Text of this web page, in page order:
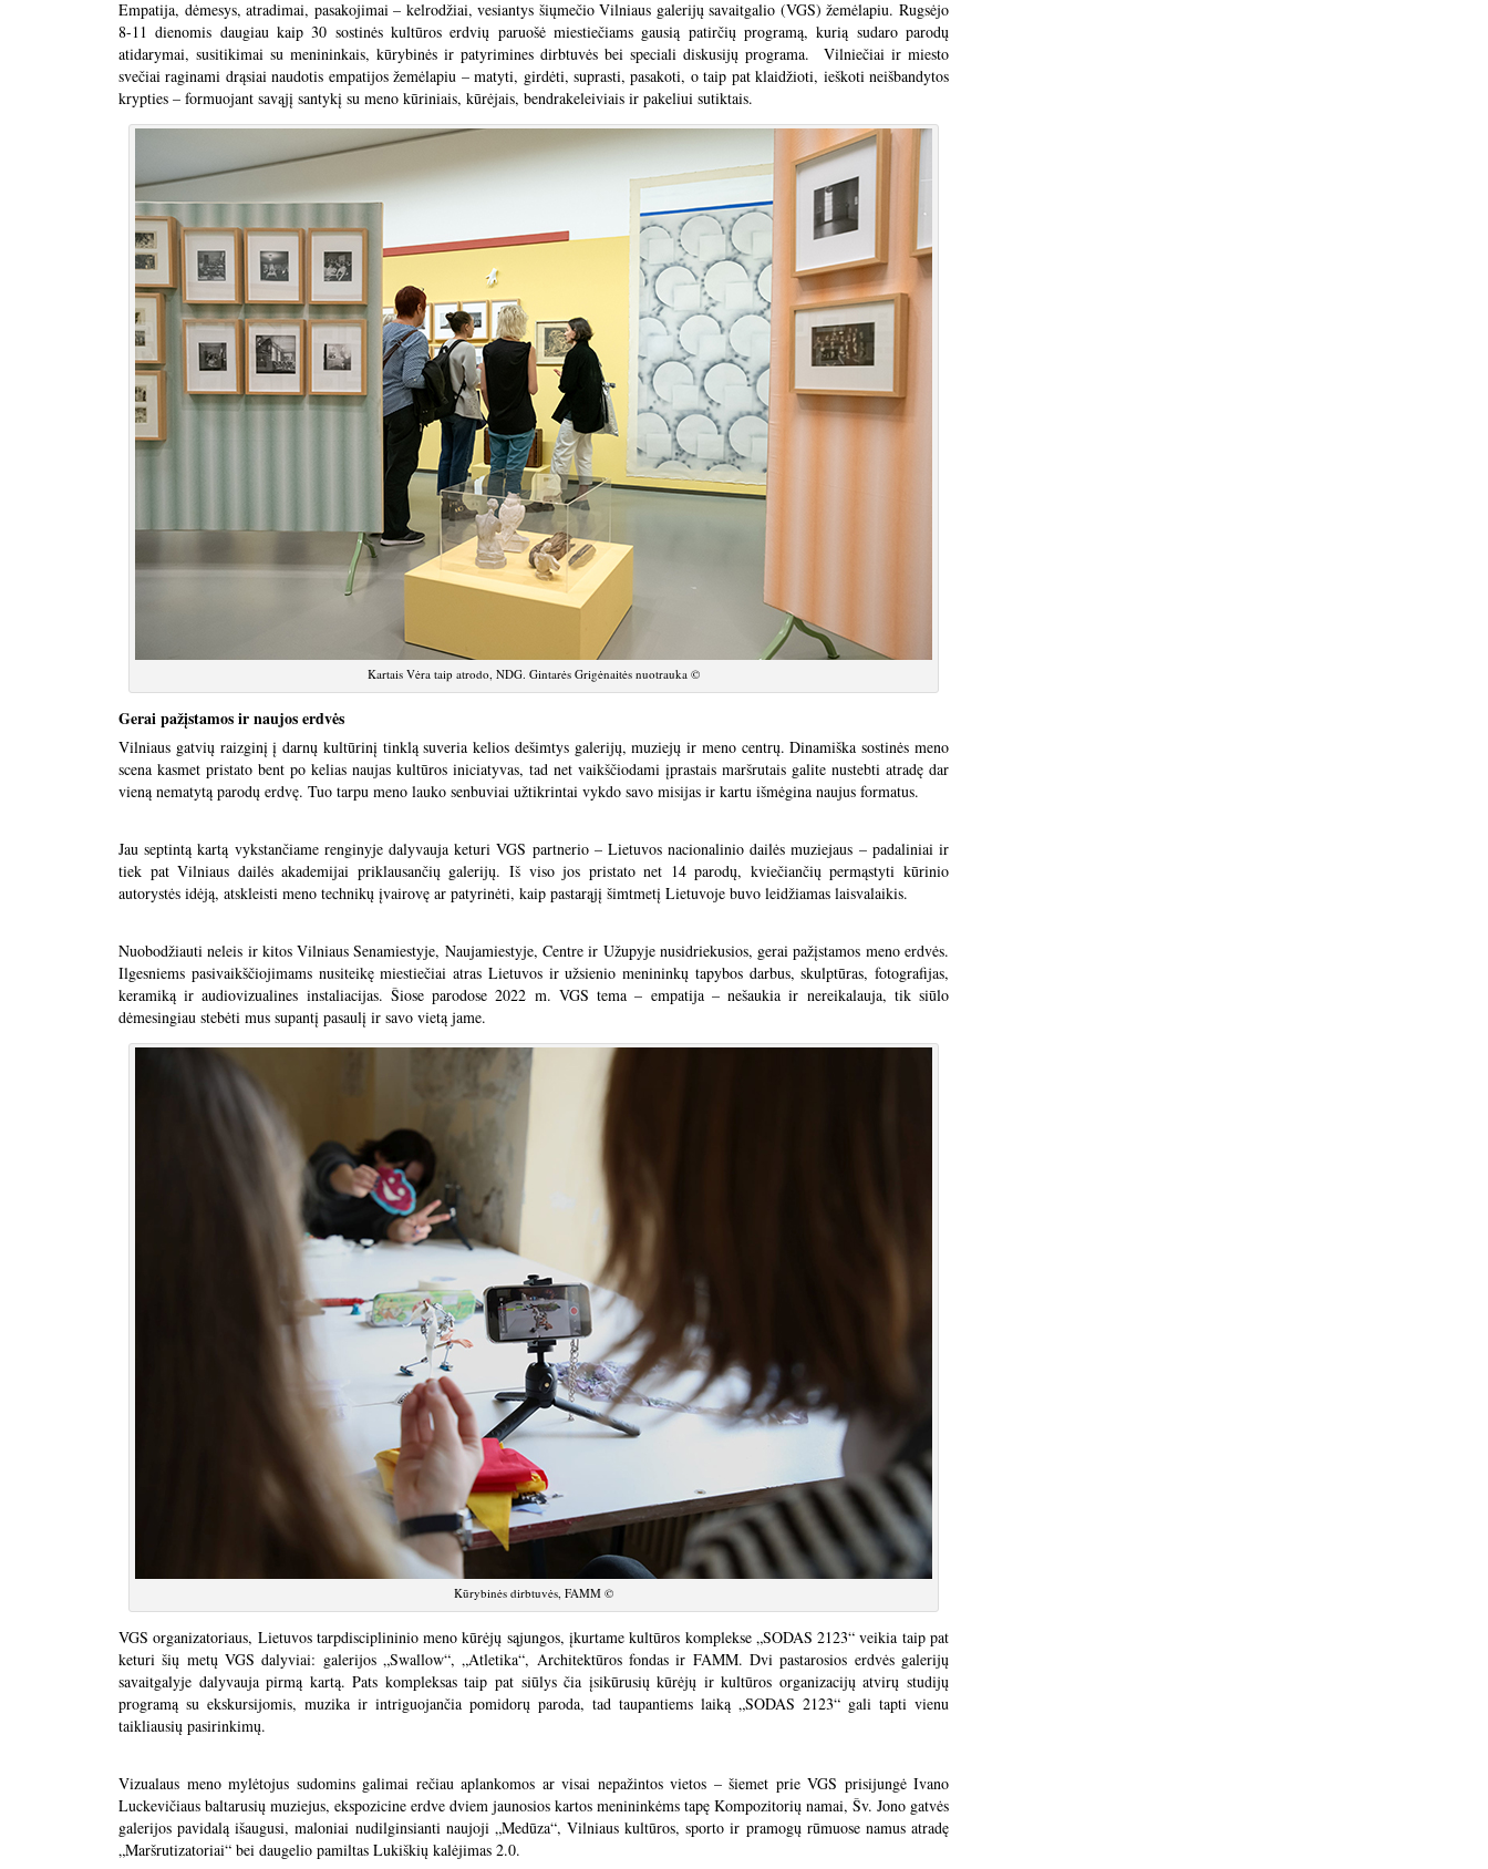
Empatija, dėmesys, atradimai, pasakojimai – kelrodžiai, vesiantys šiųmečio Vilniaus galerijų savaitgalio (VGS) žemėlapiu. Rugsėjo
8-11 dienomis daugiau kaip 30 sostinės kultūros erdvių paruošė miestiečiams gausią patirčių programą, kurią sudaro parodų
atidarymai, susitikimai su menininkais, kūrybinės ir patyrimines dirbtuvės bei speciali diskusijų programa. Vilniečiai ir miesto
svečiai raginami drąsiai naudotis empatijos žemėlapiu – matyti, girdėti, suprasti, pasakoti, o taip pat klaidžioti, ieškoti neišbandytos
krypties – formuojant savąjį santykį su meno kūriniais, kūrėjais, bendrakeleiviais ir pakeliui sutiktais.
Kartais Vėra taip atrodo, NDG. Gintarės Grigėnaitės nuotrauka ©
Gerai pažįstamos ir naujos erdvės
Vilniaus gatvių raizginį į darnų kultūrinį tinklą suveria kelios dešimtys galerijų, muziejų ir meno centrų. Dinamiška sostinės meno
scena kasmet pristato bent po kelias naujas kultūros iniciatyvas, tad net vaikščiodami įprastais maršrutais galite nustebti atradę dar
vieną nematytą parodų erdvę. Tuo tarpu meno lauko senbuviai užtikrintai vykdo savo misijas ir kartu išmėgina naujus formatus.
Jau septintą kartą vykstančiame renginyje dalyvauja keturi VGS partnerio – Lietuvos nacionalinio dailės muziejaus – padaliniai ir
tiek pat Vilniaus dailės akademijai priklausančių galerijų. Iš viso jos pristato net 14 parodų, kviečiančių permąstyti kūrinio
autorystės idėją, atskleisti meno technikų įvairovę ar patyrinėti, kaip pastarąjį šimtmetį Lietuvoje buvo leidžiamas laisvalaikis.
Nuobodžiauti neleis ir kitos Vilniaus Senamiestyje, Naujamiestyje, Centre ir Užupyje nusidriekusios, gerai pažįstamos meno erdvės.
Ilgesniems pasivaikščiojimams nusiteikę miestiečiai atras Lietuvos ir užsienio menininkų tapybos darbus, skulptūras, fotografijas,
keramiką ir audiovizualines instaliacijas. Šiose parodose 2022 m. VGS tema – empatija – nešaukia ir nereikalauja, tik siūlo
dėmesingiau stebėti mus supantį pasaulį ir savo vietą jame.
Kūrybinės dirbtuvės, FAMM ©
VGS organizatoriaus, Lietuvos tarpdisciplininio meno kūrėjų sąjungos, įkurtame kultūros komplekse „SODAS 2123“ veikia taip pat
keturi šių metų VGS dalyviai: galerijos „Swallow“, „Atletika“, Architektūros fondas ir FAMM. Dvi pastarosios erdvės galerijų
savaitgalyje dalyvauja pirmą kartą. Pats kompleksas taip pat siūlys čia įsikūrusių kūrėjų ir kultūros organizacijų atvirų studijų
programą su ekskursijomis, muzika ir intriguojančia pomidorų paroda, tad taupantiems laiką „SODAS 2123“ gali tapti vienu
taikliausių pasirinkimų.
Vizualaus meno mylėtojus sudomins galimai rečiau aplankomos ar visai nepažintos vietos – šiemet prie VGS prisijungė Ivano
Luckevičiaus baltarusių muziejus, ekspozicine erdve dviem jaunosios kartos menininkėms tapę Kompozitorių namai, Šv. Jono gatvės
galerijos pavidalą išaugusi, maloniai nudilginsianti naujoji „Medūza“, Vilniaus kultūros, sporto ir pramogų rūmuose namus atradę
„Maršrutizatoriai“ bei daugelio pamiltas Lukiškių kalėjimas 2.0.